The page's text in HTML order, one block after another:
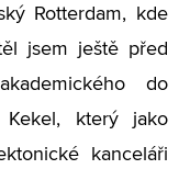
Rotterdam, kde
jsem ještě před
do
Kekel, který jako
kanceláři